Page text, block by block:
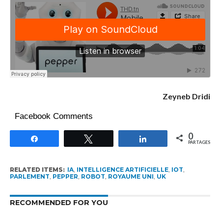
Zeyneb Dridi
Facebook Comments
Partagez 0
PARTAGES
RELATED ITEMS: IA, INTELLIGENCE ARTIFICIELLE, IOT,
PARLEMENT, PEPPER, ROBOT, ROYAUME UNI, UK
RECOMMENDED FOR YOU